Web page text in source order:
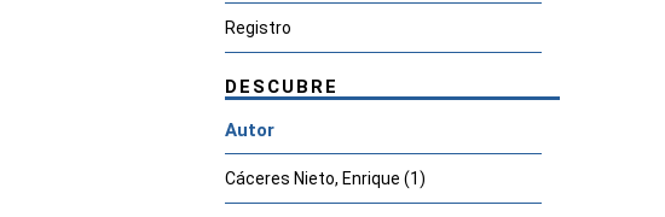
Registro
DESCUBRE
Autor
Cáceres Nieto, Enrique (1)